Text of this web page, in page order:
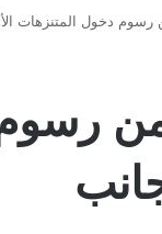
دخول المتنزهات